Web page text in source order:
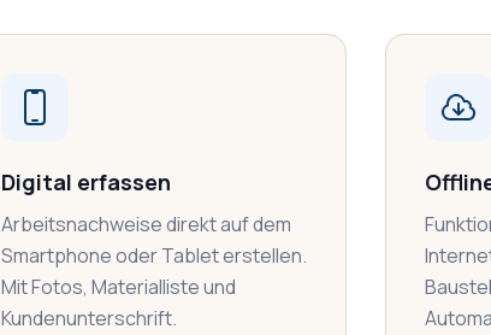
Digital erfassen
Arbeitsnachweise direkt auf dem
Smartphone oder Tablet erstellen.
Mit Fotos, Materialliste und
Kundenunterschrift.